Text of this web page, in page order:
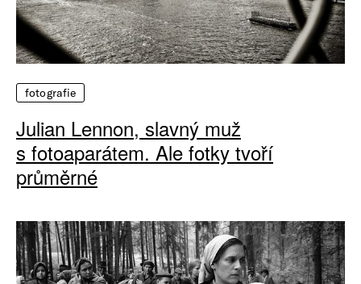
fotografie
Julian Lennon, slavný muž
s fotoaparátem. Ale fotky tvoří
průměrné